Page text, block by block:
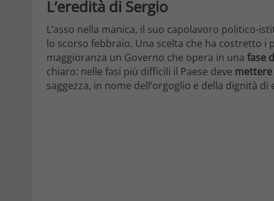
L’eredità di Sergio
L’asso nella manica, il suo capolavoro politico-
lo scorso febbraio. Una scelta che ha costretto
maggioranza un Governo che opera in una fase
chiaro: nelle fasi più difficili il Paese deve
saggezza, in nome dell’orgoglio e della dignità di